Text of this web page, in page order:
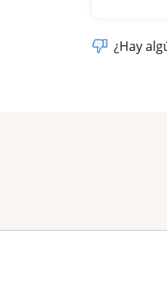
¿Hay